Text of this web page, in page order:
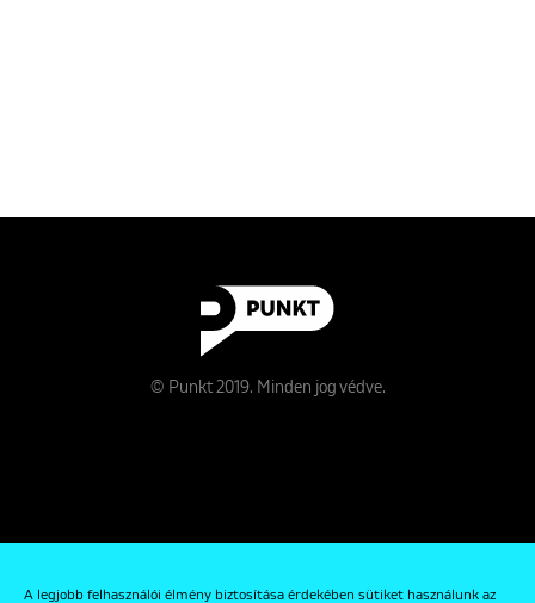
A legjobb felhasználói élmény biztosítása érdekében sütiket használunk az
© Punkt 2019. Minden jog védve.